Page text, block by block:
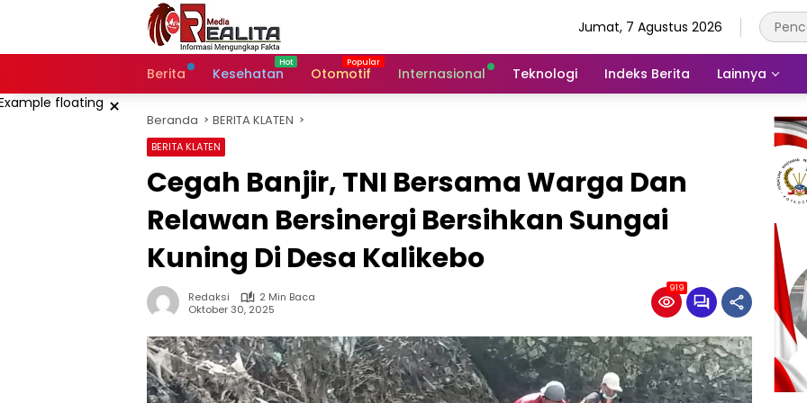
Jumat, 7 Agustus 2026
Berita Kesehatan Otomotif Internasional Teknologi Indeks Berita Lainnya
× Beranda BERITA KLATEN
BERITA KLATEN
Cegah Banjir, TNI Bersama Warga Dan
Relawan Bersinergi Bersihkan Sungai
Kuning Di Desa Kalikebo
Redaksi
2 Min Baca
Oktober 30, 2025
919